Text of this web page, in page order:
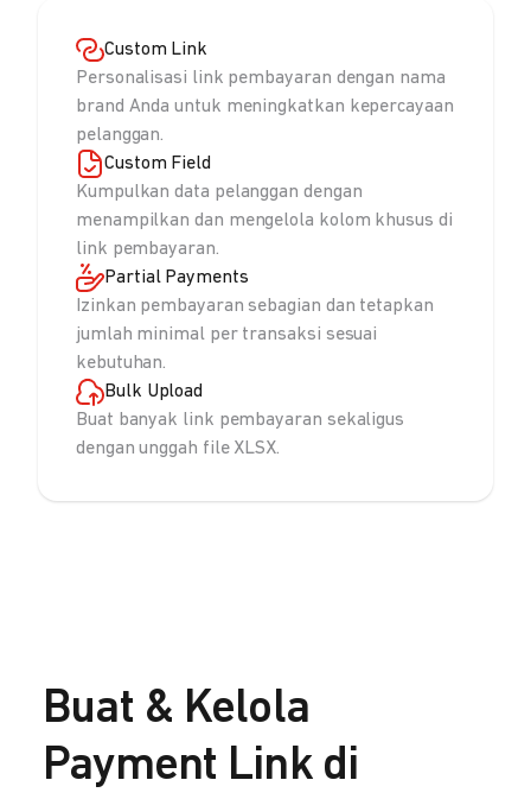
Custom Link
Personalisasi link pembayaran dengan nama
brand Anda untuk meningkatkan kepercayaan
pelanggan.
Custom Field
Kumpulkan data pelanggan dengan
menampilkan dan mengelola kolom khusus di
link pembayaran.
Partial Payments
Izinkan pembayaran sebagian dan tetapkan
jumlah minimal per transaksi sesuai
kebutuhan.
Bulk Upload
Buat banyak link pembayaran sekaligus
dengan unggah file XLSX.
Buat & Kelola
Payment Link di